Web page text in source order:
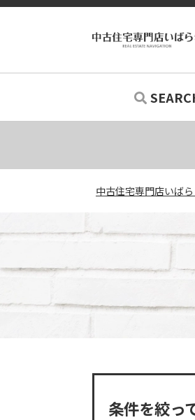
中古一戸建
中古マンショ
土地
新築一戸建
中古住宅専門店いばら
条件を絞っ